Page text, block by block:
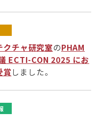
クチャ研究室のPHAM
ECTI-CON 2025 にお
しました。